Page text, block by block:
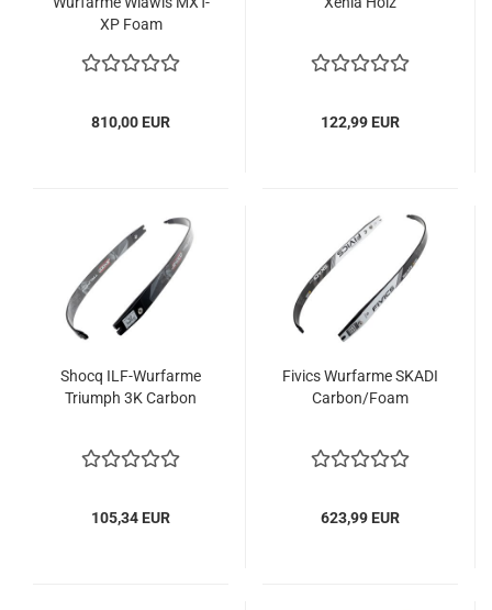
XP Foam
810,00 EUR 122,99 EUR
Shocq ILF-Wurfarme
Triumph 3K Carbon
105,34 EUR
Fivics Wurfarme SKADI
Carbon/Foam
623,99 EUR